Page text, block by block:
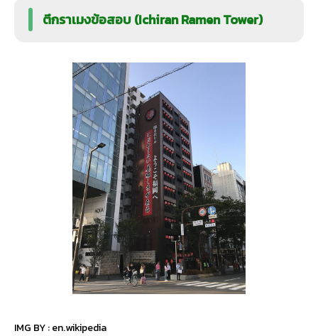
ตึกราเมงข้อสอบ (Ichiran Ramen Tower)
IMG BY :en.wikipedia